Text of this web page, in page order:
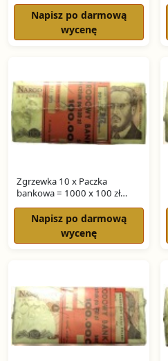
Napisz po darmową
wycenę
Zgrzewka 10 x Paczka
bankowa = 1000 x 100 zł
WARYŃSKI seria SY
Napisz po darmową
wycenę